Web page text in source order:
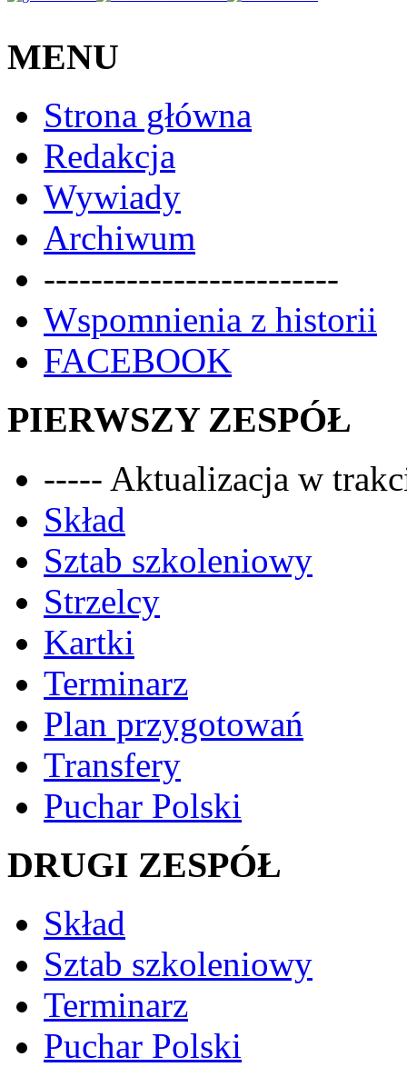
MENU
Strona główna
Redakcja
Wywiady
Archiwum
-------------------------
Wspomnienia z historii
FACEBOOK
PIERWSZY ZESPÓŁ
----- Aktualizacja w
Skład
Sztab szkoleniowy
Strzelcy
Kartki
Terminarz
Plan przygotowań
Transfery
Puchar Polski
DRUGI ZESPÓŁ
Skład
Sztab szkoleniowy
Terminarz
Puchar Polski